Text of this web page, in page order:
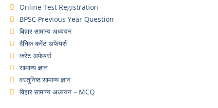
Online Test Registration
BPSC Previous Year Question
बिहार सामान्य अध्ययन
दैनिक करेंट अफेयर्स
करेंट अफेयर्स
सामान्य ज्ञान
वस्तुनिष्ठ सामान्य ज्ञान
बिहार सामान्य अध्ययन – MCQ